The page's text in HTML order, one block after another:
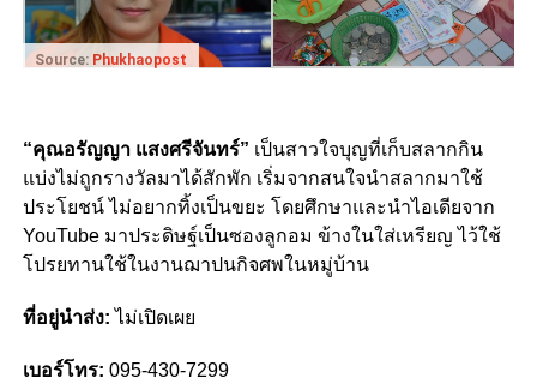
Source: Phukhaopost
“คุณอรัญญา แสงศรีจันทร์” เป็นสาวใจบุญที่เก็บสลากกิน
แบ่งไม่ถูกรางวัลมาได้สักพัก เริ่มจากสนใจนำสลากมาใช้
ประโยชน์ ไม่อยากทิ้งเป็นขยะ โดยศึกษาและนำไอเดียจาก
YouTube มาประดิษฐ์เป็นซองลูกอม ข้างในใส่เหรียญ ไว้ใช้
โปรยทานใช้ในงานฌาปนกิจศพในหมู่บ้าน
ที่อยู่นำส่ง: ไม่เปิดเผย
เบอร์โทร: 095-430-7299